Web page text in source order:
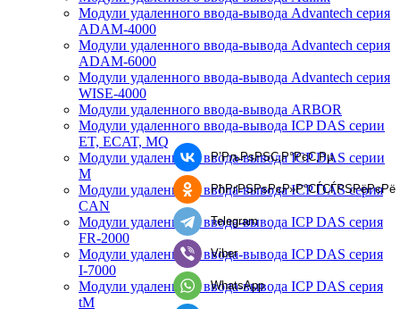
Модули удаленного ввода-вывода Advantech серия
ADAM-4000
Модули удаленного ввода-вывода Advantech серия
ADAM-6000
Модули удаленного ввода-вывода Advantech серия
WISE-4000
Модули удаленного ввода-вывода ARBOR
Модули удаленного ввода-вывода ICP DAS серии
ET, ECAT, MQ
Модули удаленного ввода-вывода ICP DAS серии
M
Модули удаленного ввода-вывода ICP DAS серия
CAN
Модули удаленного ввода-вывода ICP DAS серия
FR-2000
Модули удаленного ввода-вывода ICP DAS серия
I-7000
Модули удаленного ввода-вывода ICP DAS серия
tM
Р’РљРѕРЅС‚Р°РєС‚Рµ
РћРґРЅРѕРєР»Р°СЃСЃРЅРёРєРё
Telegram
Viber
WhatsApp